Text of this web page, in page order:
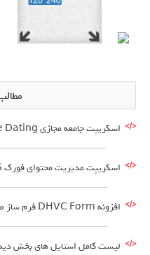
اسکریپت جامعه مجازی Online Dating نسخه 2
اسکریپت مدیریت محتوای فورک Fork CMS نسخه 4.5.3
افزونه DHVC Form فرم ساز صفحه ساز ویژوال کامپوسر وردپرس
لیست کامل استایل های بخش